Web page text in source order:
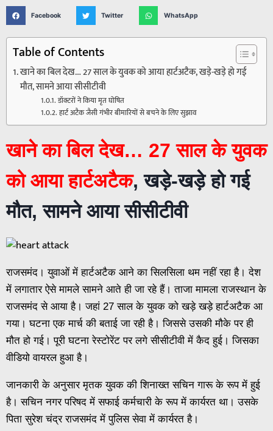
Facebook Twitter WhatsApp
Table of Contents
खाने का बिल देख… 27 साल के युवक को आया हार्टअटैक, खड़े-खड़े हो गई
मौत, सामने आया सीसीटीवी
डॉक्टरों ने किया मृत घोषित
हार्ट अटैक जैसी गंभीर बीमारियों से बचने के लिए सुझाव
खाने का बिल देख… 27 साल के युवक
को आया हार्टअटैक, खड़े-खड़े हो गई
मौत, सामने आया सीसीटीवी
राजसमंद। युवाओं में हार्टअटैक आने का सिलसिला थम नहीं रहा है। देश
में लगातार ऐसे मामले सामने आते ही जा रहे हैं। ताजा मामला राजस्थान के
राजसमंद से आया है। जहां 27 साल के युवक को खड़े खड़े हार्टअटैक आ
गया। घटना एक मार्च की बताई जा रही है। जिससे उसकी मौके पर ही
मौत हो गई। पूरी घटना रेस्टोरेंट पर लगे सीसीटीवी में कैद हुई। जिसका
वीडियो वायरल हुआ है।
जानकारी के अनुसार मृतक युवक की शिनाख्त सचिन गारू के रूप में हुई
है। सचिन नगर परिषद में सफाई कर्मचारी के रूप में कार्यरत था। उसके
पिता सुरेश चंद्र राजसमंद में पुलिस सेवा में कार्यरत है।